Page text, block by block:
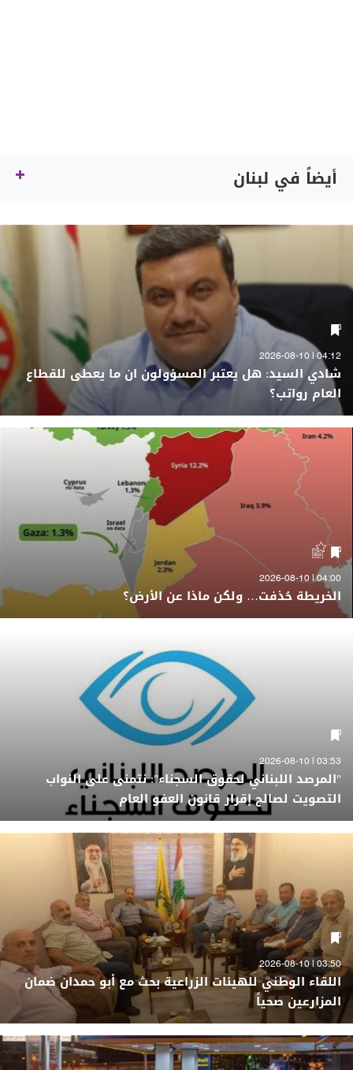
أيضاً في لبنان
04:12 | 2026-08-10
شادي السيد: هل يعتبر المسؤولون ان ما يعطى للقطاع
العام رواتب؟
04:00 | 2026-08-10
الخريطة حُذفت… ولكن ماذا عن الأرض؟
03:53 | 2026-08-10
"المرصد اللبناني لحقوق السجناء": نتمنى على النواب
التصويت لصالح إقرار قانون العفو العام
03:50 | 2026-08-10
اللقاء الوطني للهيئات الزراعية بحث مع أبو حمدان ضمان
المزارعين صحياً